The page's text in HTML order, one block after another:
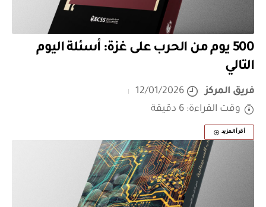
500 يوم من الحرب على غزة: أسئلة اليوم
التالي
فريق المركز
12/01/2026
وقت القراءة: 6 دقيقة
أقرأ المزيد